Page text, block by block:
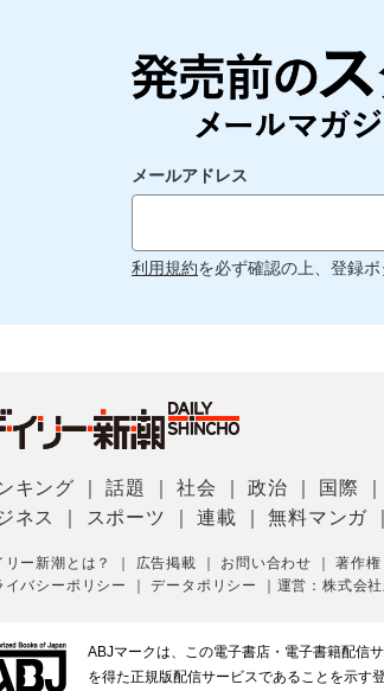
メールアドレス
利用規約を必ず確認の上、登録ボ
キング ｜話題 ｜社会 ｜政治 国際
ネス
スポーツ ｜連載 ｜無料マンガ
リー新潮とは？ 広告掲載 お問い合わせ ｜著作権
イバシーポリシー
｜データポリシー 運営：株式会
ABJマークは、この電子書店・電子書籍配信
を得た正規版配信サービスであることを示す